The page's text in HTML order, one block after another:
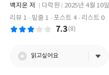
글
쓴
백지운 저
출
판
사
다락원
출
일
2025년 4월 10일
리뷰 1
밑줄 1 포스트 4 리스트 0
7.3 (8)
읽고싶어요